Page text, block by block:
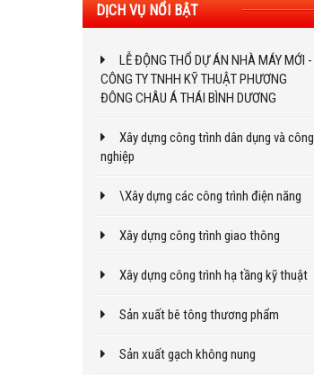
DỊCH VỤ NỔI BẬT
LỄ ĐỘNG THỔ DỰ ÁN NHÀ MÁY MỚI -
CÔNG TY TNHH KỸ THUẬT PHƯƠNG
ĐÔNG CHÂU Á THÁI BÌNH DƯƠNG
Xây dựng công trình dân dụng và công
nghiệp
\Xây dựng các công trình điện năng
Xây dựng công trình giao thông
Xây dựng công trình hạ tầng kỹ thuật
Sản xuất bê tông thương phẩm
Sản xuất gạch không nung